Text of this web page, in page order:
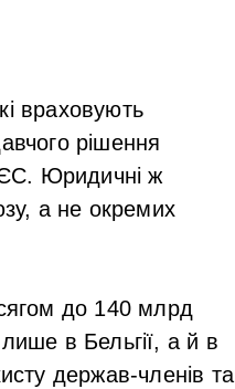
враховують
рішення
ЄС. Юридичні ж
а не окремих
до 140 млрд
в Бельгії, а й в
держав-членів та